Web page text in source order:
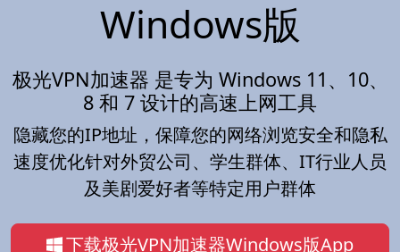
Windows版
极光VPN加速器 是专为 Windows 11、10、
8 和 7 设计的高速上网工具
隐藏您的IP地址，保障您的网络浏览安全和隐私
速度优化针对外贸公司、学生群体、IT行业人员
及美剧爱好者等特定用户群体
下载极光VPN加速器Windows版App